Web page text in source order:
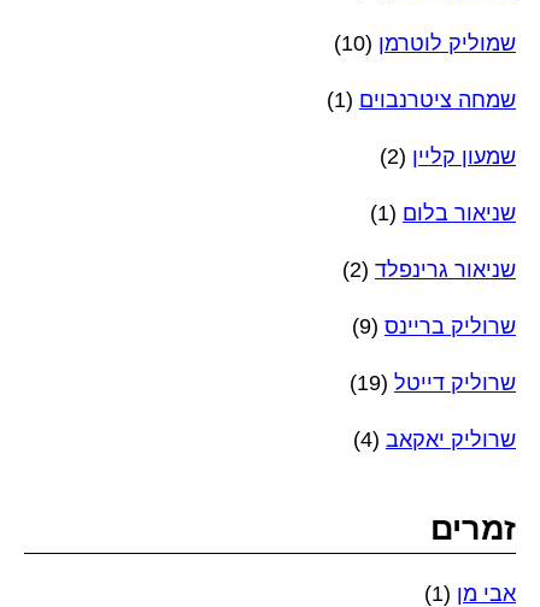
שמוליק לוטרמן (10)
שמחה ציטרנבוים (1)
שמעון קליין (2)
שניאור בלום (1)
שניאור גרינפלד (2)
שרוליק בריינס (9)
שרוליק דייטל (19)
שרוליק יאקאב (4)
זמרים
אבי מן (1)